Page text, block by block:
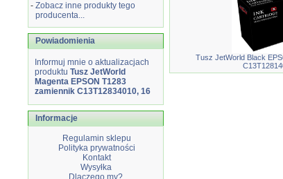
- Zobacz inne produkty tego
producenta...
Powiadomienia
Informuj mnie o aktualizacjach
produktu Tusz JetWorld
Magenta EPSON T1283
zamiennik C13T12834010, 16
Informacje
Regulamin sklepu
Polityka prywatności
Kontakt
Wysyłka
Dlaczego my?
Tusz JetWorld Black